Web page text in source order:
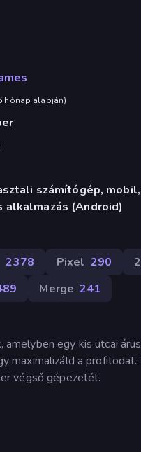
hónap alapján)
számítógép,
alkalmazás (Android)
2378 Pixel 290
Merge 241
egy kis utcai
maximalizáld a
végső gépezetét.